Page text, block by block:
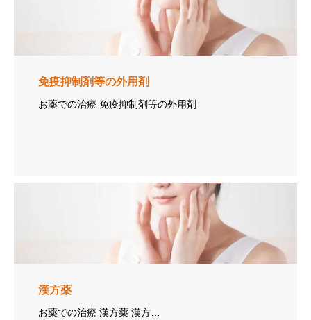
免疫抑制剤等の外用剤
お薬での治療 免疫抑制剤等の外用剤
漢方薬
お薬での治療 漢方薬 漢方…